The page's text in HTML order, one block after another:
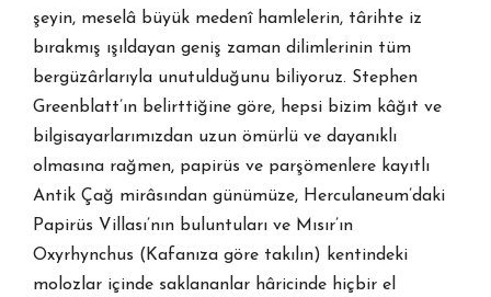
şeyin, meselâ büyük medenî hamlelerin, târihte iz
bırakmış ışıldayan geniş zaman dilimlerinin tüm
bergüzârlarıyla unutulduğunu biliyoruz. Stephen
Greenblatt’ın belirttiğine göre, hepsi bizim kâğıt ve
bilgisayarlarımızdan uzun ömürlü ve dayanıklı
olmasına rağmen, papirüs ve parşömenlere kayıtlı
Antik Çağ mirâsından günümüze, Herculaneum’daki
Papirüs Villası’nın buluntuları ve Mısır’ın
Oxyrhynchus (Kafanıza göre takılın) kentindeki
molozlar içinde saklananlar hâricinde hiçbir el